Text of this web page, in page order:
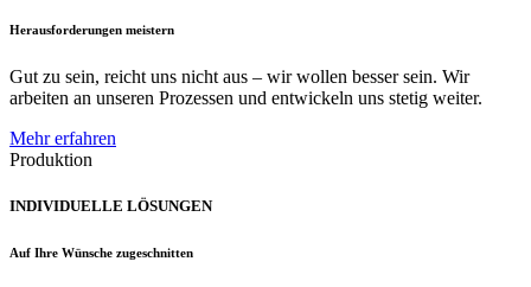
Herausforderungen meistern
Gut zu sein, reicht uns nicht aus – wir wollen besser sein. Wir
arbeiten an unseren Prozessen und entwickeln uns stetig weiter.
Mehr erfahren
Produktion
INDIVIDUELLE LÖSUNGEN
Auf Ihre Wünsche zugeschnitten